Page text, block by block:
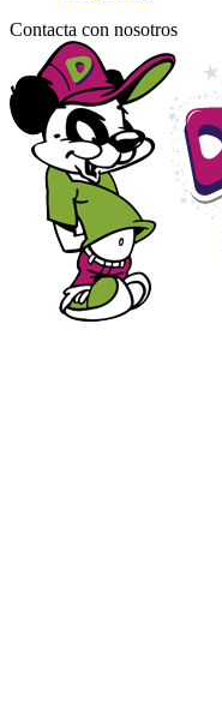
Contacta con nosotros